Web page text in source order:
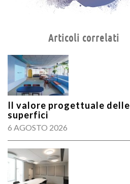
Articoli correlati
Il valore progettuale delle
superfici
6 AGOSTO 2026